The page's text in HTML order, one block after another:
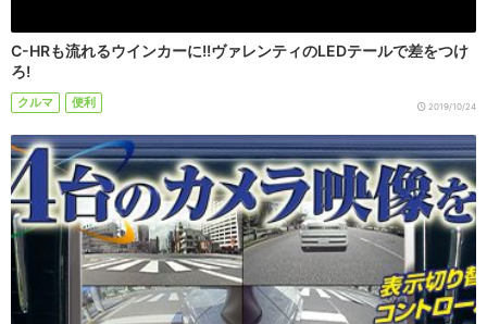
C-HRも流れるウインカーに!!ヴァレンティのLEDテールで差をつけ
ろ!
クルマ 便利 2019/10/24